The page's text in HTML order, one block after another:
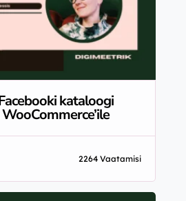
kataloogi
2264 Vaatamisi